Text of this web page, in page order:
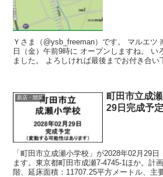
Ｙさま（@ysb_freeman）です。 マルエツ 南与野駅店が 2016年6月3
日（金）午前9時に オープンしますね。 いろいろ情報を収集してみ
新店・開業
町田市立成
29日完成予
「町田市立成瀬小学校」が2028年02月29
ます。東京都町田市成瀬7-4745-1ほか。計
階、延床面積：11707.25平方メートル、主